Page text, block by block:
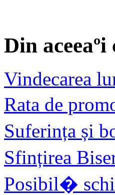
Din aceeaºi
Vindecarea
Rata de
Suferința și
Sfințirea
Posibil�